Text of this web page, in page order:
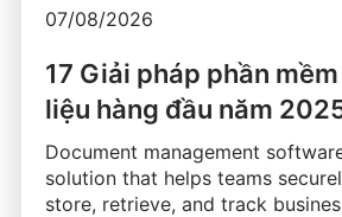
07/08/2026
17 Giải pháp phần
liệu hàng đầu năm
Document management
solution that helps teams
store, retrieve, and track